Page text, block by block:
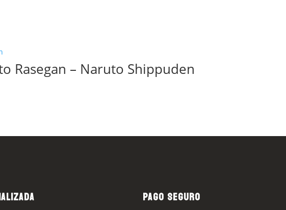
Rasegan – Naruto Shippuden
PAGO SEGURO